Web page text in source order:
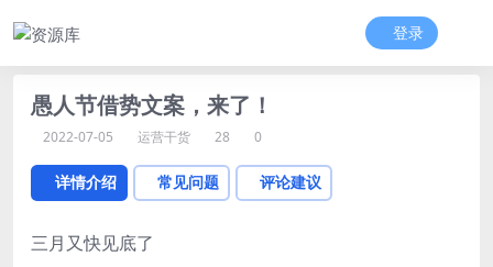
登录
愚人节借势文案，来了！
2022-07-05 运营干货 28 0
详情介绍 常见问题 评论建议
三月又快见底了